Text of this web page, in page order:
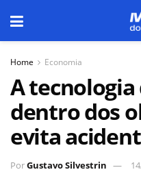
Home Economia
A
dentro dos
evita
PorGustavo Silvestrin